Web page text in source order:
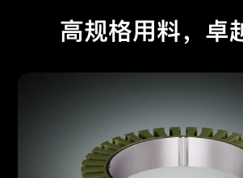
高规格用料，卓